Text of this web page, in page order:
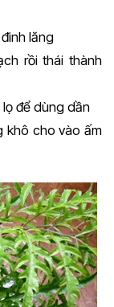
lăng
rồi thái thành
để dùng dần
khô cho vào ấm